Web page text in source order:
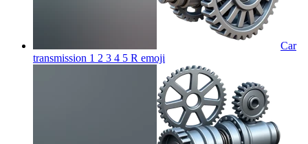
Car
transmission 1 2 3 4 5 R emoji